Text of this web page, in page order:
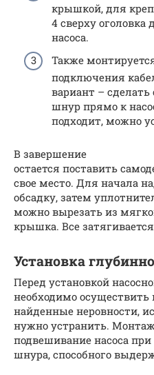
крышкой, для
4 сверху
насоса.
Также
подключения
вариант – сделать
шнур прямо к
подходит, можно
В завершение
остается поставить
свое место. Для начала
обсадку, затем
можно вырезать из
крышка. Все
Установка
Перед установкой
необходимо осуществить
найденные неровности,
нужно устранить.
подвешивание насоса
шнура, способного